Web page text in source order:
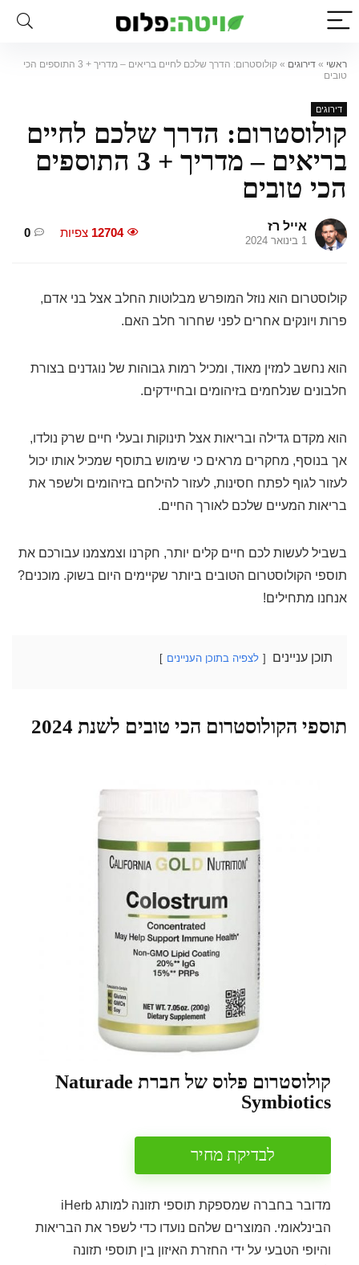
ראשי » דירוגים »
קולוסטרום: הדרך שלכם לחיים בריאים – מדריך + 3 התוספים הכי
טובים
דירוגים
קולוסטרום: הדרך שלכם לחיים
בריאים – מדריך + 3 התוספים
הכי טובים
אייל רז
1 בינואר 2024
12704 צפיות 0
קולוסטרום הוא נוזל המופרש מבלוטות החלב אצל בני אדם,
פרות ויונקים אחרים לפני שחרור חלב האם.
הוא נחשב למזין מאוד, ומכיל רמות גבוהות של נוגדנים בצורת
חלבונים שנלחמים בזיהומים ובחיידקים.
הוא מקדם גדילה ובריאות אצל תינוקות ובעלי חיים שרק נולדו,
אך בנוסף, מחקרים מראים כי שימוש בתוסף שמכיל אותו יכול
לעזור לגוף לפתח חסינות, לעזור להילחם בזיהומים ולשפר את
בריאות המעיים שלכם לאורך החיים.
בשביל לעשות לכם חיים קלים יותר, חקרנו וצמצמנו עבורכם את
תוספי הקולוסטרום הטובים ביותר שקיימים היום בשוק. מוכנים?
אנחנו מתחילים!
תוכן עניינים לצפיה בתוכן העניינים
תוספי הקולוסטרום הכי טובים לשנת 2024
קולוסטרום פלוס של חברת Naturade
Symbiotics
לבדיקת מחיר
מדובר בחברה שמספקת תוספי תזונה למותג iHerb
הבינלאומי. המוצרים שלהם נועדו כדי לשפר את הבריאות
והיופי הטבעי על ידי החזרת האיזון בין תוספי תזונה